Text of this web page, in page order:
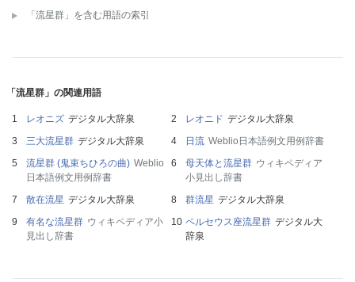
「流星群」を含む用語の索引
「流星群」の関連用語
レオニズ デジタル大辞泉 レオニド デジタル大辞泉
三大流星群 デジタル大辞泉 日流 Weblio日本語例文用例辞書
流星群 (鬼束ちひろの曲) Weblio
日本語例文用例辞書
母天体と流星群 ウィキペディア
小見出し辞書
散在流星 デジタル大辞泉 群流星 デジタル大辞泉
有名な流星群 ウィキペディア小
見出し辞書
ペルセウス座流星群 デジタル大
辞泉